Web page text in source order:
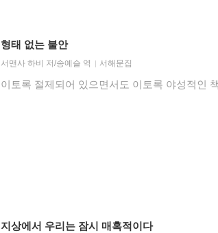
형태 없는 불안
서맨사 하비 저/송예슬 역 서해문집
이토록 절제되어 있으면서도 이토록 야성적인
지상에서 우리는 잠시 매혹적이다